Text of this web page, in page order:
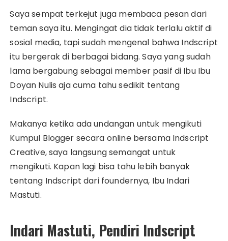
Saya sempat terkejut juga membaca pesan dari
teman saya itu. Mengingat dia tidak terlalu aktif di
sosial media, tapi sudah mengenal bahwa Indscript
itu bergerak di berbagai bidang. Saya yang sudah
lama bergabung sebagai member pasif di Ibu Ibu
Doyan Nulis aja cuma tahu sedikit tentang
Indscript.
Makanya ketika ada undangan untuk mengikuti
Kumpul Blogger secara online bersama Indscript
Creative, saya langsung semangat untuk
mengikuti. Kapan lagi bisa tahu lebih banyak
tentang Indscript dari foundernya, Ibu Indari
Mastuti.
Indari Mastuti, Pendiri Indscript